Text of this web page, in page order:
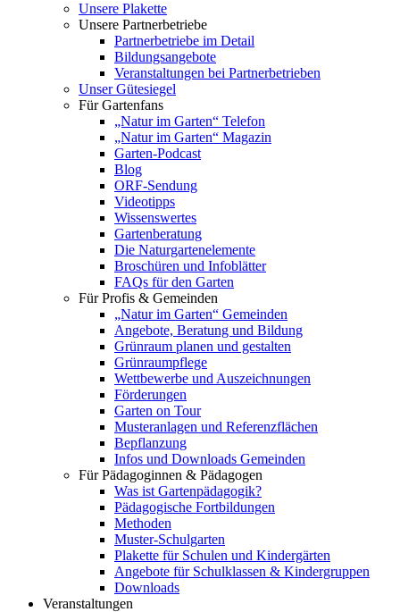
Unsere Plakette
Unsere Partnerbetriebe
Partnerbetriebe im Detail
Bildungsangebote
Veranstaltungen bei Partnerbetrieben
Unser Gütesiegel
Für Gartenfans
„Natur im Garten“ Telefon
„Natur im Garten“ Magazin
Garten-Podcast
Blog
ORF-Sendung
Videotipps
Wissenswertes
Gartenberatung
Die Naturgartenelemente
Broschüren und Infoblätter
FAQs für den Garten
Für Profis & Gemeinden
„Natur im Garten“ Gemeinden
Angebote, Beratung und Bildung
Grünraum planen und gestalten
Grünraumpflege
Wettbewerbe und Auszeichnungen
Förderungen
Garten on Tour
Musteranlagen und Referenzflächen
Bepflanzung
Infos und Downloads Gemeinden
Für Pädagoginnen & Pädagogen
Was ist Gartenpädagogik?
Pädagogische Fortbildungen
Methoden
Muster-Schulgarten
Plakette für Schulen und Kindergärten
Angebote für Schulklassen & Kindergruppen
Downloads
Veranstaltungen